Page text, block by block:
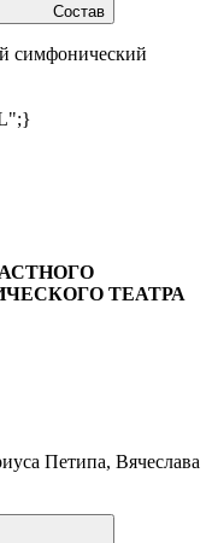
Состав
симфонический
ТЕАТРА
Петипа, Вячеслава